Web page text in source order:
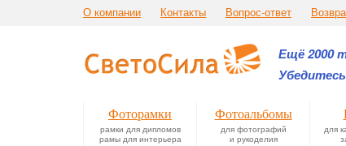
О компании Контакты Вопрос-ответ
Ещё 2000
Фоторамки
рамки для дипломов
рамы для интерьера
Фотоальбомы
для фотографий
и рукоделия
для